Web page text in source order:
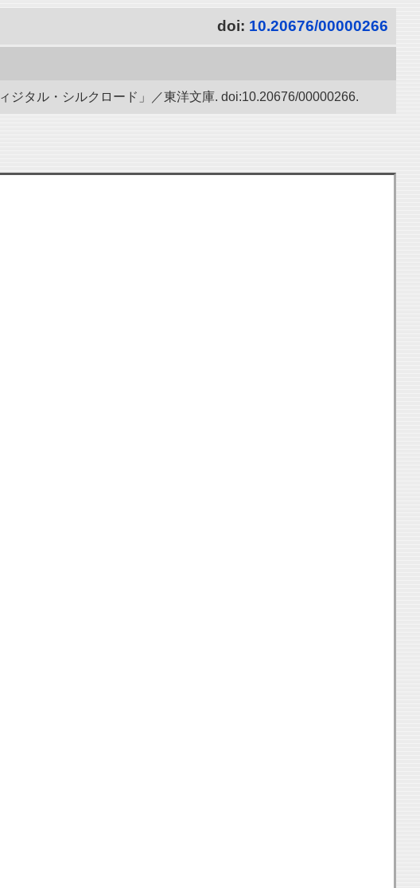
doi: 10.20676/00000266
ジタル・シルクロード」／東洋文庫. doi:10.20676/00000266.